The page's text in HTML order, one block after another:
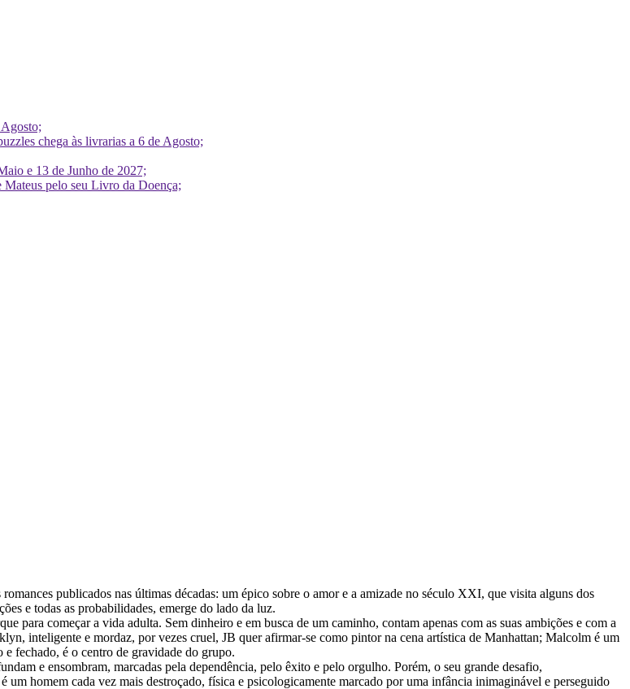
chega às livrarias a 6 de Agosto;
e 13 de Junho de 2027;
pelo seu Livro da Doença;
publicados nas últimas décadas: um épico sobre o amor e a amizade no século XXI, que visita alguns dos
e todas as probabilidades, emerge do lado da luz.
para começar a vida adulta. Sem dinheiro e em busca de um caminho, contam apenas com as suas ambições e com a
inteligente e mordaz, por vezes cruel, JB quer afirmar-se como pintor na cena artística de Manhattan; Malcolm é um
fechado, é o centro de gravidade do grupo.
e ensombram, marcadas pela dependência, pelo êxito e pelo orgulho. Porém, o seu grande desafio,
um homem cada vez mais destroçado, física e psicologicamente marcado por uma infância inimaginável e perseguido